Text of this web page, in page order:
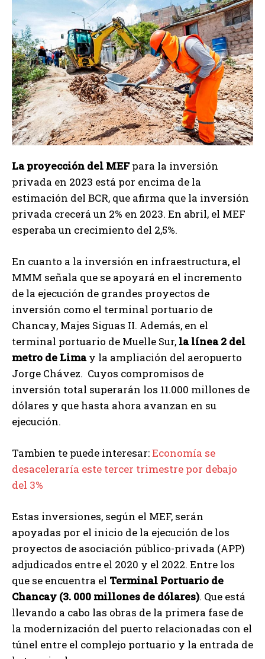
La proyección del MEFpara la inversión
privada en 2023 está por encima de la
estimación del BCR, que afirma que la inversión
privada crecerá un 2% en 2023. En abril, el MEF
esperaba un crecimiento del 2,5%.
En cuanto a la inversión en infraestructura, el
MMM señala que se apoyará en el incremento
de la ejecución de grandes proyectos de
inversión como el terminal portuario de
Chancay, Majes Siguas II. Además, en el
terminal portuario de Muelle Sur, la línea 2 del
metro de Limay la ampliación del aeropuerto
Jorge Chávez. Cuyos compromisos de
inversión total superarán los 11.000 millones de
dólares y que hasta ahora avanzan en su
ejecución.
Tambien te puede interesar:Economía se
desaceleraría este tercer trimestre por debajo
del 3%
Estas inversiones, según el MEF, serán
apoyadas por el inicio de la ejecución de los
proyectos de asociación público-privada (APP)
adjudicados entre el 2020 y el 2022. Entre los
que se encuentra el Terminal Portuario de
Chancay (3. 000 millones de dólares). Que está
llevando a cabo las obras de la primera fase de
la modernización del puerto relacionadas con el
túnel entre el complejo portuario y la entrada de